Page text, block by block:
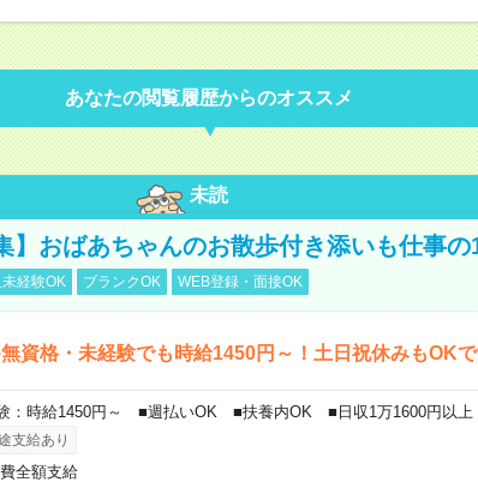
あなたの閲覧履歴からのオススメ
未読
】おばあちゃんのお散歩付き添いも仕事の
経験OK ブランクOK WEB登録・面接OK
格・未経験でも時給1450円～！土日祝休みもOK
：時給1450円～ ■週払いOK ■扶養内OK ■日収1万1600円以上
支給あり
全額支給